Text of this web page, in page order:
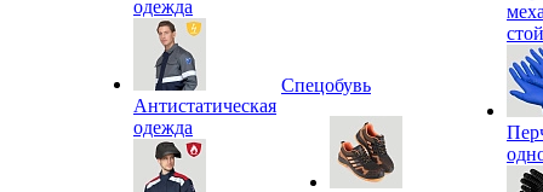
одежда
Антистатическая
одежда
Спецобувь